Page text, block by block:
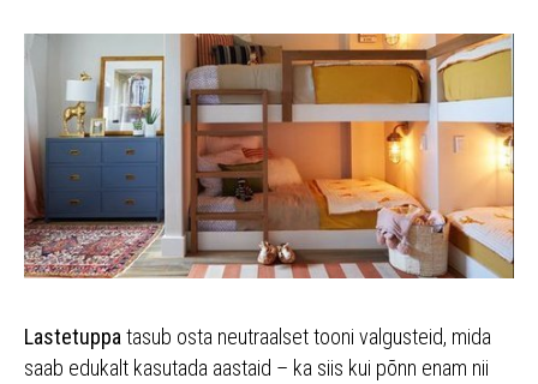
Lastetuppa tasub osta neutraalset tooni valgusteid, mida
saab edukalt kasutada aastaid – ka siis kui põnn enam nii